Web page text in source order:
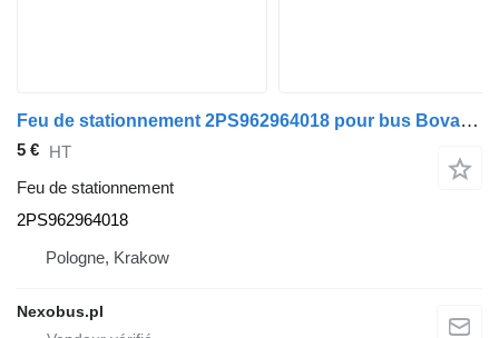
Feu de stationnement 2PS962964018 pour bus Bova Futura Scania Irizar
5 € HT
Feu de stationnement
2PS962964018
Pologne, Krakow
Nexobus.pl